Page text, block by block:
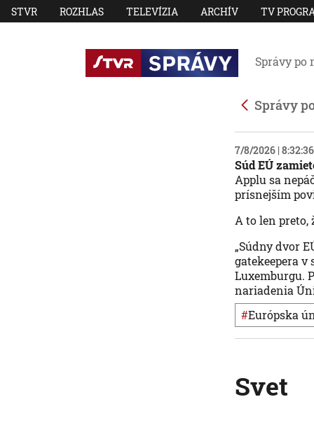
STVR ROZHLAS TELEVÍZIA ARCHÍV TV
Správy po
Správy
7/8/2026 |
Súd EÚ
Applu sa
prísnejším
A to len preto,
„Súdny dvor
gatekeepera v
Luxemburgu.
nariadenia
# Európska
Svet